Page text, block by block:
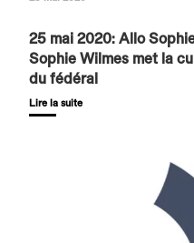
25 mai 2020: Allo
Sophie Wilmes met la
du fédéral
Lire la suite